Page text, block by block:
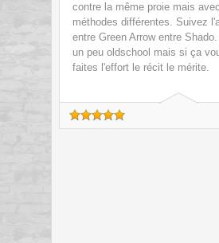
contre la même proie mais
méthodes différentes. Suivez
entre Green Arrow entre
un peu oldschool mais si ça
faites l'effort le récit le mérite.